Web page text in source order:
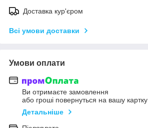
Доставка кур'єром
Всі умови доставки
Умови оплати
Ви отримаєте замовлення
або гроші повернуться на вашу картку
Детальніше